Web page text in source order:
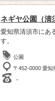
ネギヤ公園（清
愛知県清須市にあ
す。
公園
〒452-0000 愛知
－